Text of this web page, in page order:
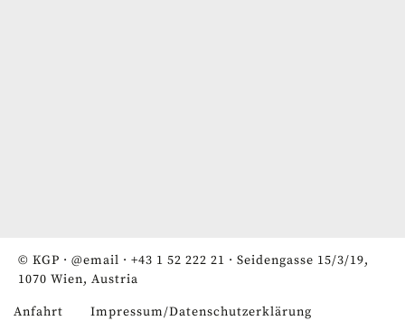
© KGP · @email · +43 1 52 222 21 · Seidengasse 15/3/19,
1070 Wien, Austria
Anfahrt Impressum/Datenschutzerklärung